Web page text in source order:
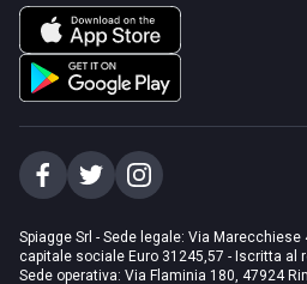
Spiagge Srl - Sede legale: Via Marecchiese
capitale sociale Euro 31245,57 - Iscritta al
Sede operativa: Via Flaminia 180, 47924